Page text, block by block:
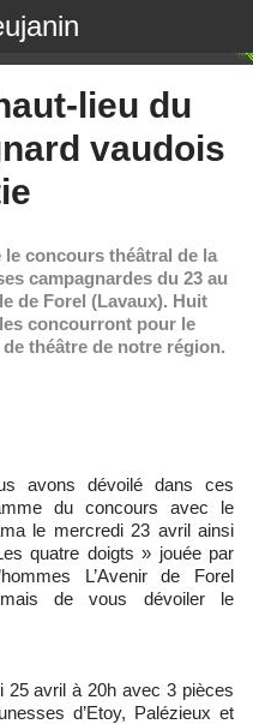
lieu du
vaudois
concours théâtral de la
campagnardes du 23 au
de Forel (Lavaux). Huit
concourront pour le
théâtre de notre région.
du concours avec le
le mercredi 23 avril ainsi
quatre doigts » jouée par
L’Avenir de Forel
de vous dévoiler le
25 avril à 20h avec 3 pièces
d’Etoy, Palézieux et